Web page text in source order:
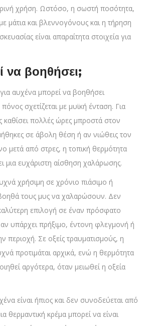
χρήση. Ωστόσο, η σωστή ποσότητα,
μάτια και βλεννογόνους και η τήρηση
είναι απαραίτητα στοιχεία για
να βοηθήσει;
αυχένα μπορεί να βοηθήσει
σχετίζεται με μυϊκή ένταση. Για
καθίσει πολλές ώρες μπροστά στον
σε άβολη θέση ή αν νιώθεις τον
μετά από στρες, η τοπική θερμότητα
μια ευχάριστη αίσθηση χαλάρωσης.
χρήσιμη σε χρόνιο πιάσιμο ή
τους μυς να χαλαρώσουν. Δεν
επιλογή σε έναν πρόσφατο
αν υπάρχει πρήξιμο, έντονη φλεγμονή ή
περιοχή. Σε οξείς τραυματισμούς, η
προτιμάται αρχικά, ενώ η θερμότητα
αργότερα, όταν μειωθεί η οξεία
είναι ήπιος και δεν συνοδεύεται από
θερμαντική κρέμα μπορεί να είναι